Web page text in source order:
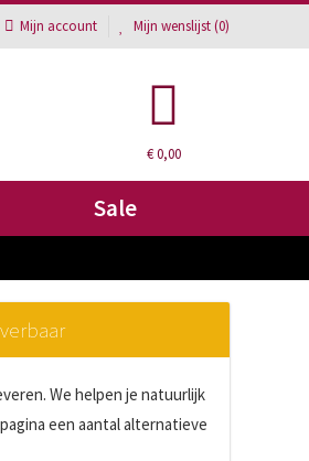
Mijn account Mijn wenslijst (0)
€ 0,00
Sale
We helpen je natuurlijk
een aantal alternatieve